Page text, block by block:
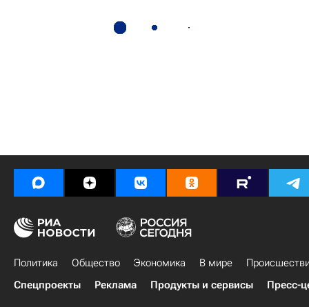
Политика Общество Экономика В мире
Спецпроекты
Реклама Продукты и сервисы Пресс-